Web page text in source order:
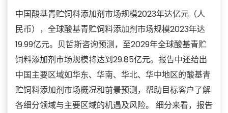
中国酸基青贮饲料添加剂市场规模2023年达亿元（人
民币），全球酸基青贮饲料添加剂市场规模2023年达
19.99亿元。贝哲斯咨询预测，至2029年全球酸基青贮
饲料添加剂市场规模将达到29.85亿元。报告中还给出
中国主要区域如华东、华南、华北、华中地区的酸基青
贮饲料添加剂市场概况和前景预测，帮助目标客户了解
各细分领域与主要区域的机遇及风险。 细分来看，报告